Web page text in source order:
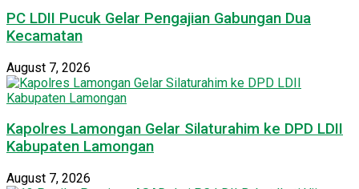
PC LDII Pucuk Gelar Pengajian Gabungan Dua
Kecamatan
August 7, 2026
Kapolres Lamongan Gelar Silaturahim ke DPD LDII
Kabupaten Lamongan
August 7, 2026